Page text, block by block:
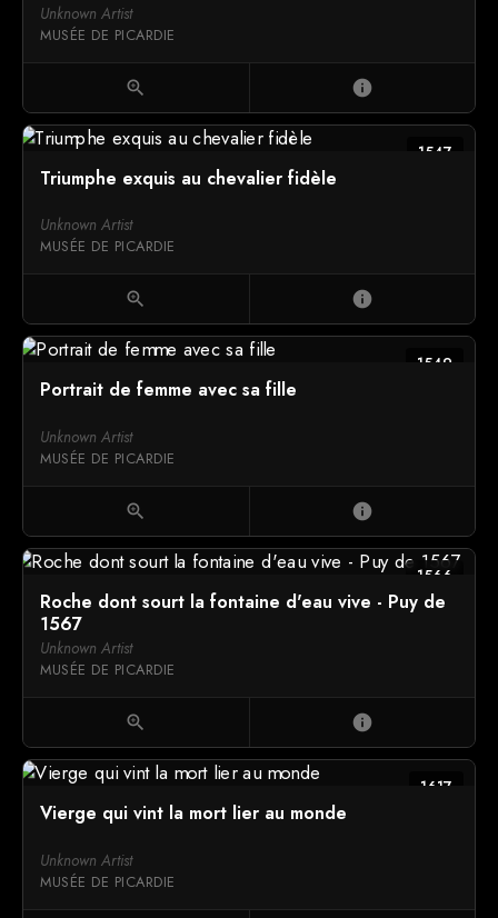
Unknown Artist
MUSÉE DE PICARDIE
zoom_in info
1547
Triumphe exquis au chevalier fidèle
Unknown Artist
MUSÉE DE PICARDIE
zoom_in info
1549
Portrait de femme avec sa fille
Unknown Artist
MUSÉE DE PICARDIE
zoom_in info
1566
Roche dont sourt la fontaine d'eau vive - Puy de
1567
Unknown Artist
MUSÉE DE PICARDIE
zoom_in info
1617
Vierge qui vint la mort lier au monde
Unknown Artist
MUSÉE DE PICARDIE